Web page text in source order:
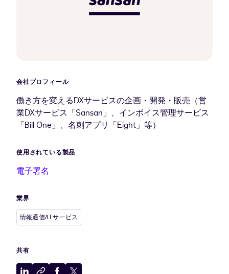
会社プロフィール
働き方を変えるDXサービスの企画・開発・販売（営
業DXサービス「Sansan」、インボイス管理サービス
「Bill One」、名刺アプリ「Eight」等）
使用されている製品
電子署名
業界
情報通信/ITサービス
共有